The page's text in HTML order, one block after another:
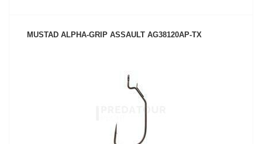
MUSTAD ALPHA-GRIP ASSAULT AG38120AP-TX
VOIR LE PRODUIT